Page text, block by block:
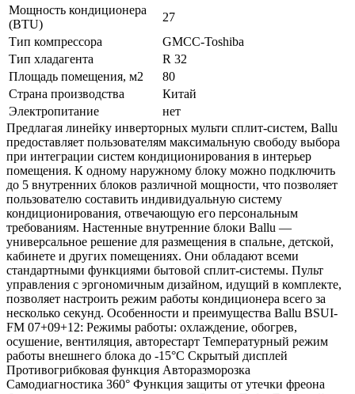
Мощность кондиционера
(BTU)
27
Тип компрессора
GMCC-Toshiba
Тип хладагента
R 32
Площадь помещения, м2
80
Страна производства
Китай
Электропитание
нет
Предлагая линейку инверторных мульти сплит-систем, Ballu
предоставляет пользователям максимальную свободу выбора
при интеграции систем кондиционирования в интерьер
помещения. К одному наружному блоку можно подключить
до 5 внутренних блоков различной мощности, что позволяет
пользователю составить индивидуальную систему
кондиционирования, отвечающую его персональным
требованиям. Настенные внутренние блоки Ballu —
универсальное решение для размещения в спальне, детской,
кабинете и других помещениях. Они обладают всеми
стандартными функциями бытовой сплит-системы. Пульт
управления с эргономичным дизайном, идущий в комплекте,
позволяет настроить режим работы кондиционера всего за
несколько секунд. Особенности и преимущества Ballu BSUI-
FM 07+09+12: Режимы работы: охлаждение, обогрев,
осушение, вентиляция, авторестарт Температурный режим
работы внешнего блока до -15°C Скрытый дисплей
Противогрибковая функция Авторазморозка
Самодиагностика 360° Функция защиты от утечки фреона